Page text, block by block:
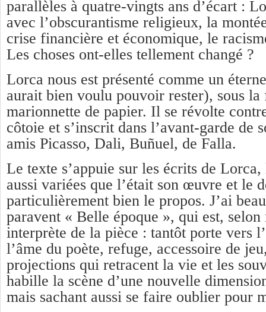
parallèles à quatre-vingts ans d’écart :
avec l’obscurantisme religieux, la
crise financière et économique, le
Les choses ont-elles tellement changé ?
Lorca nous est présenté comme un
aurait bien voulu pouvoir rester), sous la
marionnette de papier. Il se révolte
côtoie et s’inscrit dans l’avant-garde de
amis Picasso, Dali, Buñuel, de Falla.
Le texte s’appuie sur les écrits de Lorca,
aussi variées que l’était son œuvre et le
particulièrement bien le propos. J’ai
paravent « Belle époque », qui est,
interprète de la pièce : tantôt porte vers
l’âme du poète, refuge, accessoire de
projections qui retracent la vie et les
habille la scène d’une nouvelle
mais sachant aussi se faire oublier pour